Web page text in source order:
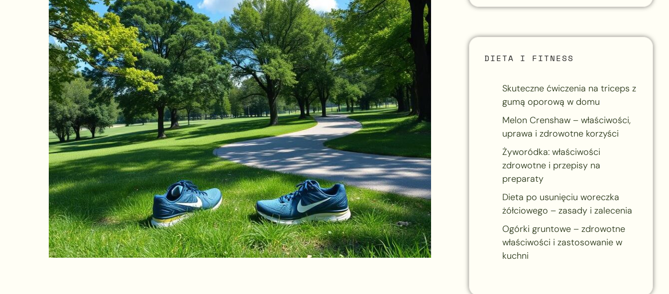
DIETA I FITNESS
Skuteczne ćwiczenia na triceps z
gumą oporową w domu
Melon Crenshaw – właściwości,
uprawa i zdrowotne korzyści
Żyworódka: właściwości
zdrowotne i przepisy na
preparaty
Dieta po usunięciu woreczka
żółciowego – zasady i zalecenia
Ogórki gruntowe – zdrowotne
właściwości i zastosowanie w
kuchni